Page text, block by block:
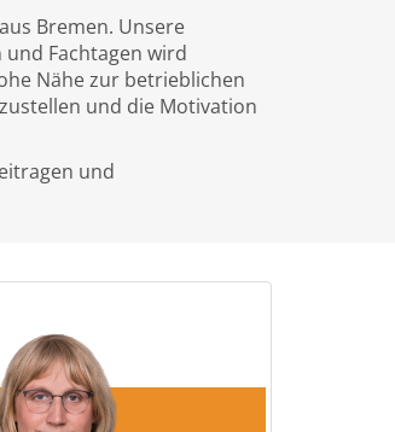
Bremen. Unsere
Fachtagen wird
Nähe zur betrieblichen
und die Motivation
und